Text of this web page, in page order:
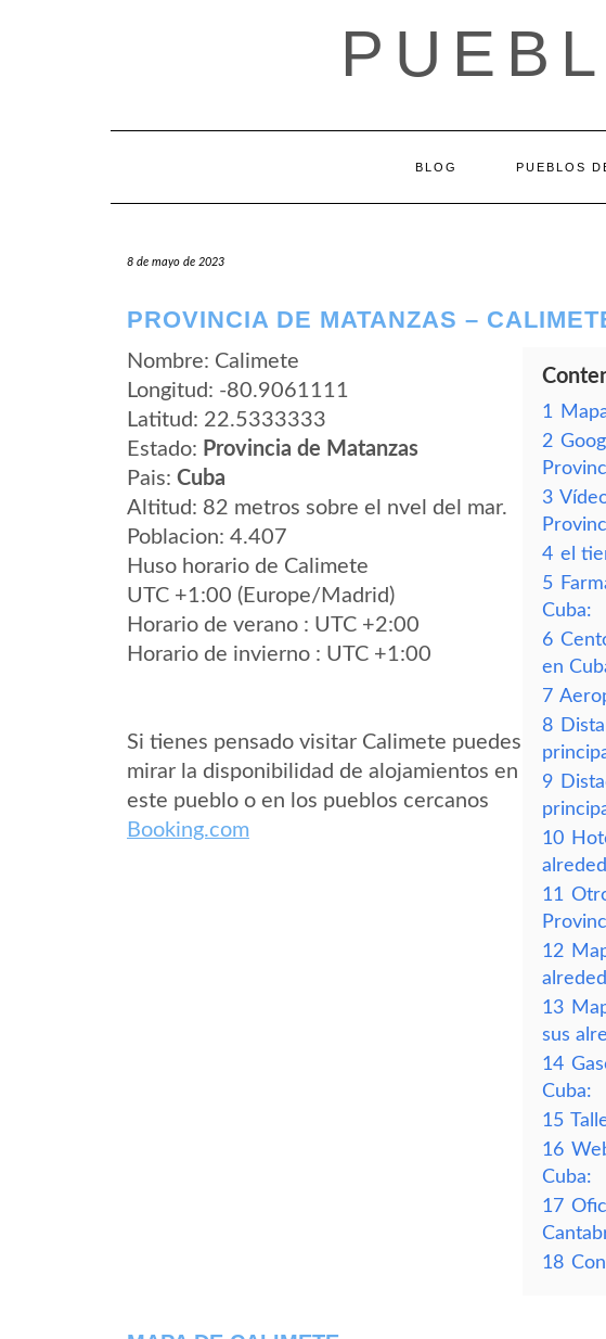
BLOG PUEBLOS
8 de mayo de 2023
PROVINCIA DE MATANZAS –
Nombre: Calimete
Longitud: -80.9061111
Latitud: 22.5333333
Estado: Provincia de Matanzas
Pais: Cuba
Altitud: 82 metros sobre el nvel del mar.
Poblacion: 4.407
Huso horario de Calimete
UTC +1:00 (Europe/Madrid)
Horario de verano : UTC +2:00
Horario de invierno : UTC +1:00
Si tienes pensado visitar Calimete puedes
mirar la disponibilidad de alojamientos en
este pueblo o en los pueblos cercanos
Booking.com
1
2
3
4 el
5
Cuba:
6
en
7
8
9
10
11
12
13
sus
14
Cuba:
15
16
Cuba:
17
18